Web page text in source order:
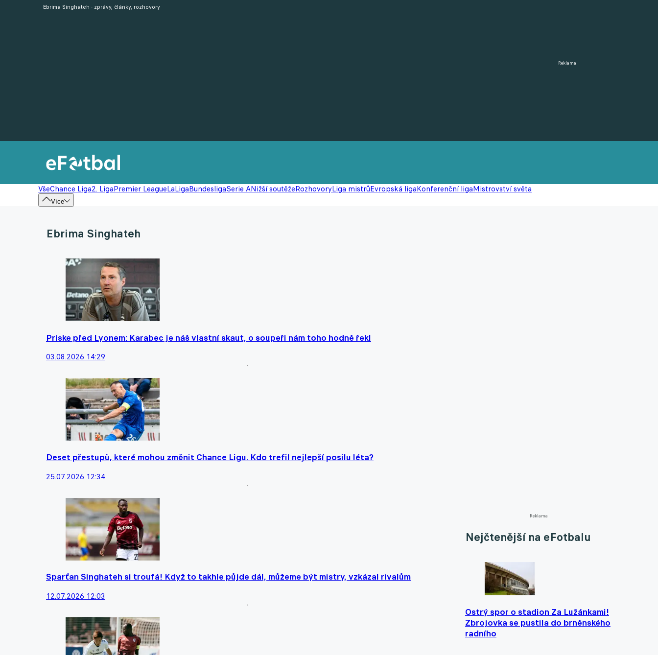
Reklama
VšeChance Liga2. LigaPremier LeagueLaLigaBundesligaSerie ANižší soutěžeRozhovoryLiga mistrůEvropská ligaKonferenční ligaMistrovství světa
Více
Ebrima Singhateh - zprávy, články, rozhovory
Ebrima Singhateh
Priske před Lyonem: Karabec je náš vlastní skaut, o soupeři nám toho hodně řekl
03.08.2026 14:29
Deset přestupů, které mohou změnit Chance Ligu. Kdo trefil nejlepší posilu léta?
25.07.2026 12:34
Sparťan Singhateh si troufá! Když to takhle půjde dál, můžeme být mistry, vzkázal rivalům
12.07.2026 12:03
Reklama
Nejčtenější na eFotbalu
Ostrý spor o stadion Za Lužánkami!
Zbrojovka se pustila do brněnského
radního